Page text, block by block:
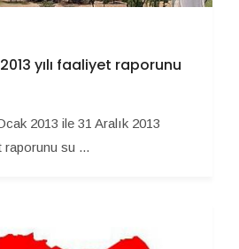
yılı faaliyet raporunu
2013 ile 31 Aralık 2013
raporunu su ...